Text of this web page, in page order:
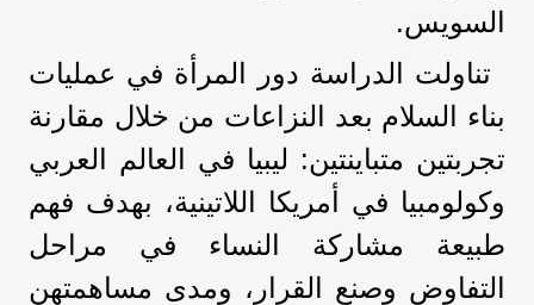
السويس.
تناولت الدراسة دور المرأة في عمليات
بناء السلام بعد النزاعات من خلال مقارنة
تجربتين متباينتين: ليبيا في العالم العربي
وكولومبيا في أمريكا اللاتينية، بهدف فهم
طبيعة مشاركة النساء في مراحل
التفاوض وصنع القرار، ومدى مساهمتهن